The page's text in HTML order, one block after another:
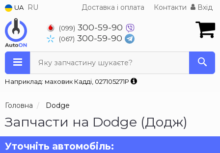
UA RU Доставка і оплата Контакти Вхід
(099) 300-59-90
(067) 300-59-90
Яку запчастину шукаєте?
Наприклад: маховик Кадді, 027105271P
Головна Dodge
Запчасти на Dodge (Додж)
Уточніть автомобіль: